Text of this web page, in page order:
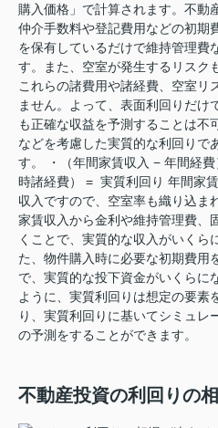
購入価格」で計算されます。不動
仲介手数料や登記費用などの初期
を保有しているだけで維持管理費
す。また、空室が発生するリスク
これらの諸費用や諸経費、空室リ
ません。よって、表面利回りだけ
も正確な収益を予測することは不
などを考慮した実質的な利回りで
す。 ・（年間家賃収入 − 年間経
時諸経費） = 実質利回り 年間家
収入ですので、空室率も織り込ま
家賃収入から金利や維持管理費、
くことで、実質的な収入がいくら
た、物件購入時に必要な初期費用
で、実質的な投下資金がいくらに
ように、実質利回りは想定の要素
り、実質利回りに基いてシミュレ
の予測をすることができます。
不動産投資の利回りの